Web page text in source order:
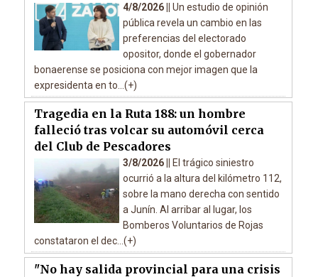
4/8/2026 || Un estudio de opinión
pública revela un cambio en las
preferencias del electorado
opositor, donde el gobernador
bonaerense se posiciona con mejor imagen que la
expresidenta en to...(+)
Tragedia en la Ruta 188: un hombre
falleció tras volcar su automóvil cerca
del Club de Pescadores
3/8/2026 ||
El trágico siniestro
ocurrió a la altura del kilómetro 112,
sobre la mano derecha con sentido
a Junín. Al arribar al lugar, los
Bomberos Voluntarios de Rojas
constataron el dec...(+)
"No hay salida provincial para una crisis